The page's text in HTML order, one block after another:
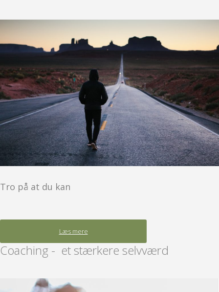
Tro på at du kan
Læs mere
Coaching - et stærkere selvværd